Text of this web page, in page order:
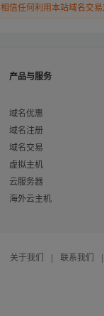
信任何利用本站域名交
产品与服务
域名优惠
域名注册
域名交易
虚拟主机
云服务器
海外云主机
关于我们 | 联系我们 |